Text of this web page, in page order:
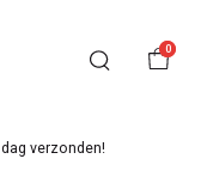
0
verzonden!